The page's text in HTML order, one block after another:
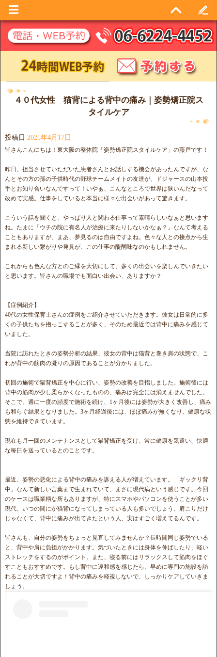
日別アーカイブ: 2025年4月17日
４０代女性 猫背による背中の痛み｜姿勢矯正院ス
タイルケア
投稿日 2025年4月17日
皆さんこんにちは！東大阪の整体院「姿勢矯正院スタイルケア」の藤戸です！
昨日、担当させていただいた患者さんとお話しする機会があったんですが、な
んとその方の孫の子供時代の野球チームメイトの友達が、ドジャースの山本投
手とお知り合いなんですって！いやぁ、こんなところで世界は狭いんだなって
改めて実感。仕事をしていると本当に様々な出会いがあって驚きます。
こういう話を聞くと、やっぱり人と関わる仕事って素晴らしいなぁと思います
ね。たまに「ウチの院に有名人が治療に来たりしないかなぁ？」なんて考える
こともありますが、まあ、夢見るのは自由ですよね。色々な人との接点から生
まれる新しい繋がりや発見が、この仕事の醍醐味なのかもしれません。
これからも色んな方とのご縁を大切にして、多くの出会いを楽しんでいきたい
と思います。皆さんの職場でも面白い出会い、ありますか？
【症例紹介】
40代の女性保育士さんの症例をご紹介させていただきます。彼女は日常的に多
くの子供たちを抱っこすることが多く、そのため最近では背中に痛みを感じて
いました。
当院に訪れたときの姿勢分析の結果、彼女の背中は猫背と巻き肩の状態で、こ
れが背中の筋肉の凝りの原因であることが分かりました。
初回の施術で猫背矯正を中心に行い、姿勢の改善を目指しました。施術後には
背中の筋肉が少し柔らかくなったものの、痛みは完全には消えませんでした。
そこで、週に一度の頻度で施術を続け、1ヶ月後には姿勢が大きく改善し、痛み
も和らぐ結果となりました。3ヶ月経過後には、ほぼ痛みが無くなり、健康な状
態を維持できています。
現在も月一回のメンテナンスとして猫背矯正を受け、常に健康を気遣い、快適
な毎日を送っているとのことです。
最近、姿勢の悪化による背中の痛みを訴える人が増えています。「ギックリ背
中」なんて新しい言葉まで生まれていて、まさに現代病という感じです。今回
のケースは職業柄な所もありますが、特にスマホやパソコンを使うことが多い
現代、いつの間にか猫背になってしまっている人も多いでしょう。肩こりだけ
じゃなくて、背中に痛みが出てきたという人、実はすごく増えてるんです。
皆さんも、自分の姿勢をちょっと見直してみませんか？長時間同じ姿勢でいる
と、背中や肩に負担がかかります。気づいたときには身体を伸ばしたり、軽い
ストレッチをするのがポイント。また、寝る前にはリラックスして筋肉をほぐ
すこともおすすめです。もし背中に違和感を感じたら、早めに専門の施設を訪
れることが大切ですよ！背中の痛みを軽視しないで、しっかりケアしていきま
しょう。